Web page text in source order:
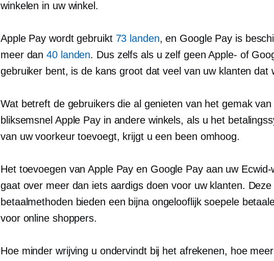
winkelen in uw winkel.
Apple Pay wordt gebruikt 73 landen, en Google Pay is
meer dan40 landen. Dus zelfs als u zelf geen Apple- of
gebruiker bent, is de kans groot dat veel van uw klanten dat
Wat betreft de gebruikers die al genieten van het gemak van
bliksemsnel Apple Pay in andere winkels, als u het
van uw voorkeur toevoegt, krijgt u een been omhoog.
Het toevoegen van Apple Pay en Google Pay aan uw Ecwid-
gaat over meer dan iets aardigs doen voor uw klanten. Deze
betaalmethoden bieden een bijna ongelooflijk soepele
voor online shoppers.
Hoe minder wrijving u ondervindt bij het afrekenen, hoe